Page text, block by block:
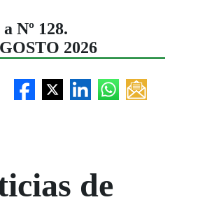
Nº 128.
2026
de